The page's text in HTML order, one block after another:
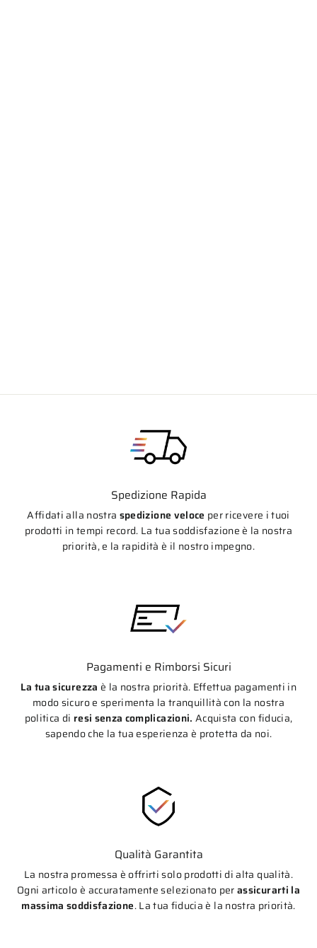
Spedizione Rapida
Affidati alla nostra spedizione veloce per ricevere i tuoi
prodotti in tempi record. La tua soddisfazione è la nostra
priorità, e la rapidità è il nostro impegno.
Pagamenti e Rimborsi Sicuri
La tua sicurezza è la nostra priorità. Effettua pagamenti in
modo sicuro e sperimenta la tranquillità con la nostra
politica di resi senza complicazioni. Acquista con fiducia,
sapendo che la tua esperienza è protetta da noi.
Qualità Garantita
La nostra promessa è offrirti solo prodotti di alta qualità.
Ogni articolo è accuratamente selezionato perassicurarti la
massima soddisfazione. La tua fiducia è la nostra priorità.